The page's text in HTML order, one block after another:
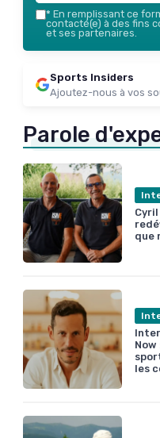
* En remplissant ce
contacté(e) à des fins
et ses partenaires.
Sports Insiders
Ajoutez-nous à vos
Parole
que
les